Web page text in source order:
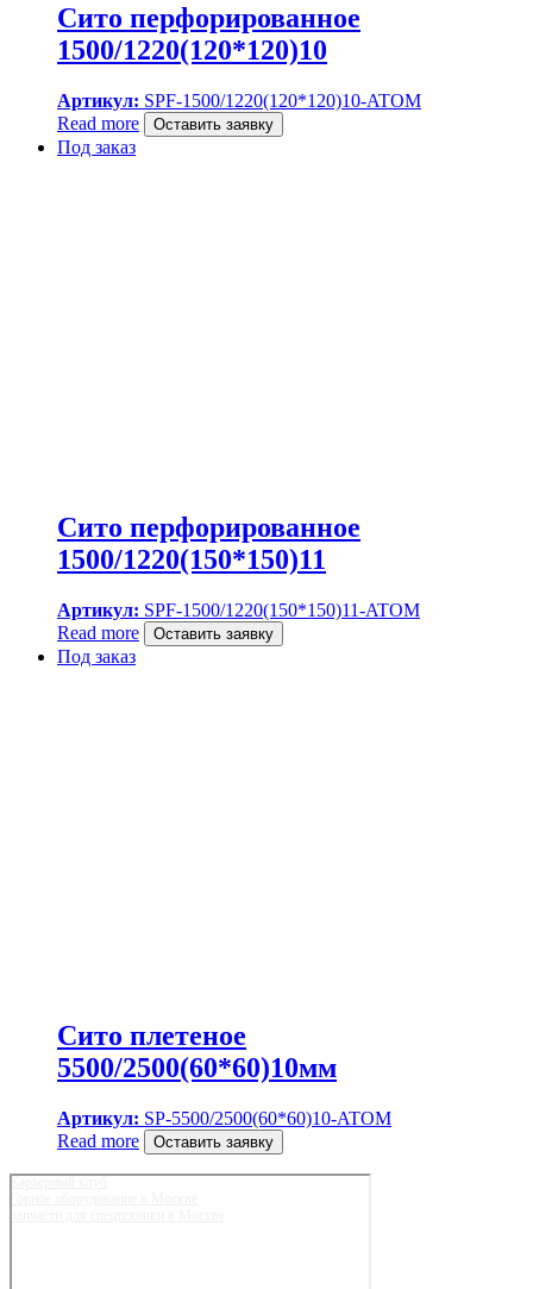
Сито перфорированное
1500/1220(120*120)10
Артикул: SPF-1500/1220(120*120)10-ATOM
Read more
Оставить заявку
Под заказ
Сито перфорированное
1500/1220(150*150)11
Артикул: SPF-1500/1220(150*150)11-ATOM
Read more
Оставить заявку
Под заказ
Сито плетеное
5500/2500(60*60)10мм
Артикул: SP-5500/2500(60*60)10-ATOM
Read more
Оставить заявку